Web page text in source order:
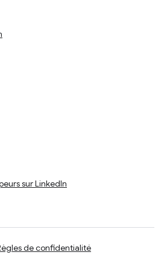
sur LinkedIn
de confidentialité